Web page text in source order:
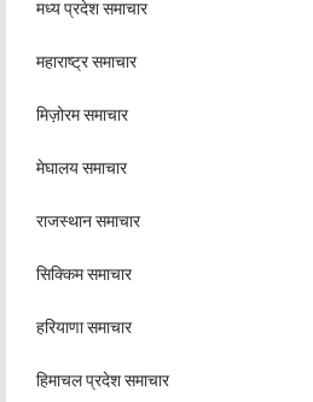
मध्य प्रदेश समाचार
महाराष्ट्र समाचार
मिज़ोरम समाचार
मेघालय समाचार
राजस्थान समाचार
सिक्किम समाचार
हरियाणा समाचार
हिमाचल प्रदेश समाचार